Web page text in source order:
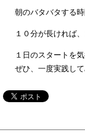
朝のバタバタする
１０分が長ければ
１日のスタートを
ぜひ、一度実践して